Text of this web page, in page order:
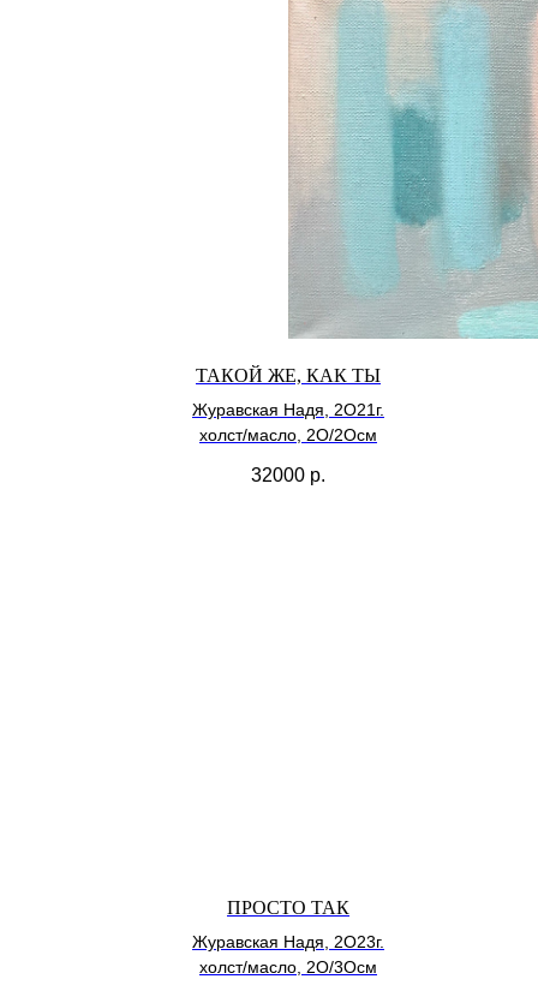
ТАКОЙ ЖЕ, КАК ТЫ
Журавская Надя, 2О21г.
холст/масло, 2О/2Осм
32000 р.
ПРОСТО ТАК
Журавская Надя, 2О23г.
холст/масло, 2О/3Осм